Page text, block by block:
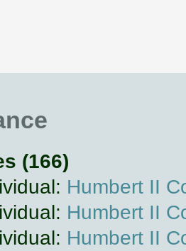
(166)
Humbert II
Humbert II
Humbert II